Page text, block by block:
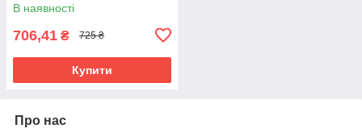
В наявності
706,41 ₴ 725 ₴
Купити
Про нас